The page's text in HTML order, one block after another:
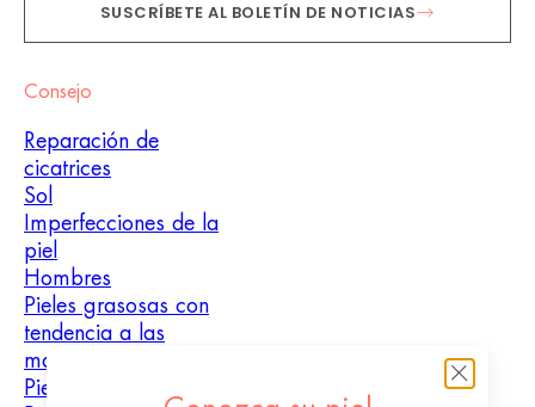
SUSCRÍBETE AL BOLETÍN DE NOTICIAS
Consejo
Reparación de
cicatrices
Sol
Imperfecciones de la
piel
Hombres
Pieles grasosas con
tendencia a las
manchas
Pieles mixtas